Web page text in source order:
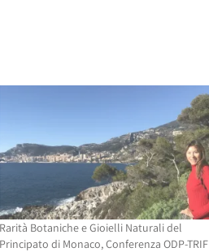
Rarità Botaniche e Gioielli Naturali del
Principato di Monaco, Conferenza ODP-TRIF